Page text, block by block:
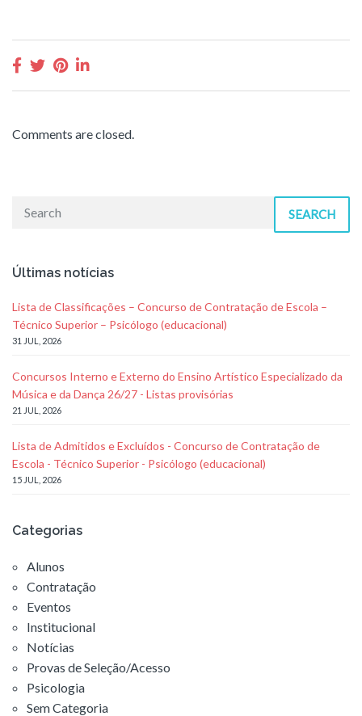
Comments are closed.
SEARCH
Últimas notícias
Lista de Classificações – Concurso de Contratação de Escola –
Técnico Superior – Psicólogo (educacional)
31 JUL, 2026
Concursos Interno e Externo do Ensino Artístico Especializado da
Música e da Dança 26/27 - Listas provisórias
21 JUL, 2026
Lista de Admitidos e Excluídos - Concurso de Contratação de
Escola - Técnico Superior - Psicólogo (educacional)
15 JUL, 2026
Categorias
Alunos
Contratação
Eventos
Institucional
Notícias
Provas de Seleção/Acesso
Psicologia
Sem Categoria